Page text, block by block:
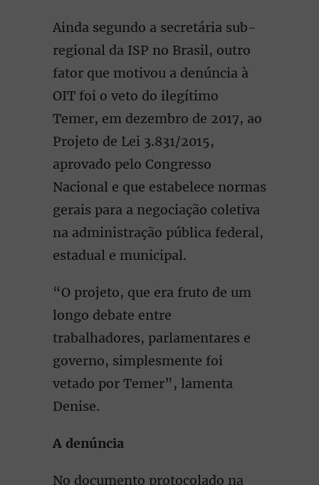
Ainda segundo a secretária sub-
regional da ISP no Brasil, outro
fator que motivou a denúncia à
OIT foi o veto do ilegítimo
Temer, em dezembro de 2017, ao
Projeto de Lei 3.831/2015,
aprovado pelo Congresso
Nacional e que estabelece normas
gerais para a negociação coletiva
na administração pública federal,
estadual e municipal.
“O projeto, que era fruto de um
longo debate entre
trabalhadores, parlamentares e
governo, simplesmente foi
vetado por Temer”, lamenta
Denise.
A denúncia
No documento protocolado na